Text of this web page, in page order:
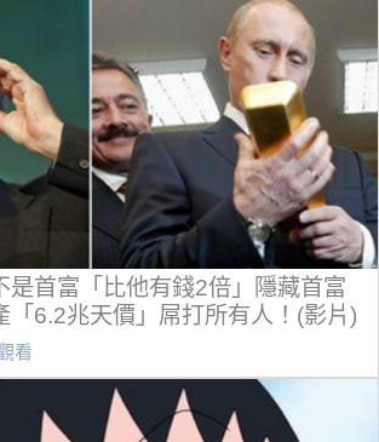
是首富「比他有錢2倍」隱藏首富
「6.2兆天價」屌打所有人！(影片)
看